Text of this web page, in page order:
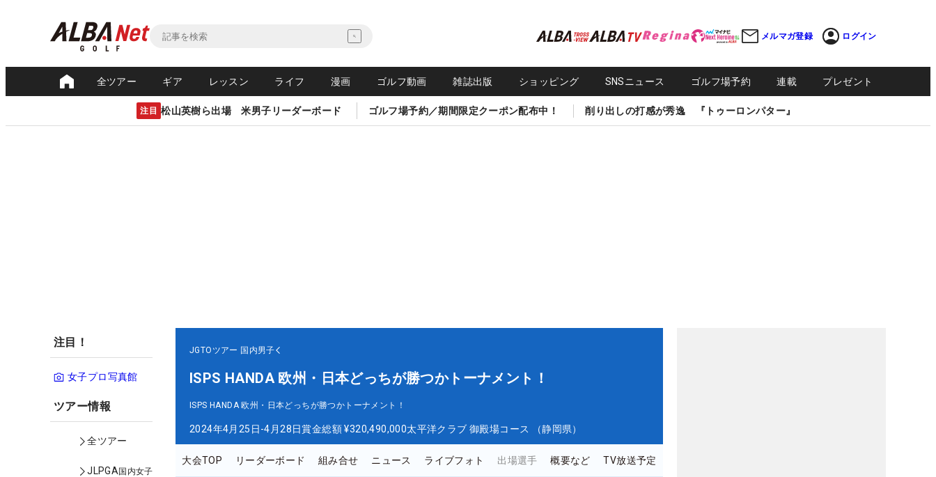
メルマガ登録 ログイン
全ツアー ギア レッスン ライフ 漫画 ゴルフ動画 雑誌出版 ショッピング SNSニュース ゴルフ場予約 連載 プレゼント
注目 松山英樹ら出場 米男子リーダーボード ゴルフ場予約／期間限定クーポン配布中！ 削り出しの打感が秀逸 『トゥーロンパター』
注目！
女子プロ写真館
ツアー情報
全ツアー
JLPGA国内女子
JGTOツアー 国内男子
ISPS HANDA 欧州・日本どっちが勝つかトーナメント！
ISPS HANDA 欧州・日本どっちが勝つかトーナメント！
2024年4月25日-4月28日賞金総額 ¥320,490,000太平洋クラブ 御殿場コース （静岡県）
大会TOP リーダーボード 組み合せ ニュース ライブフォト 出場選手 概要など TV放送予定